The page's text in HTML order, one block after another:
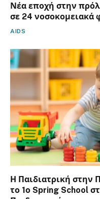
Νέα εποχή στην
σε 24 νοσοκομειακά
AIDS
Η Παιδιατρική στην
το 1ο Spring School